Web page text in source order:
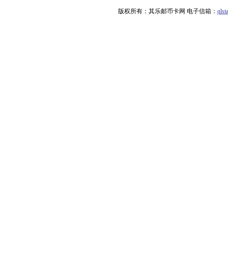
版权所有：其乐邮币卡网 电子信箱：